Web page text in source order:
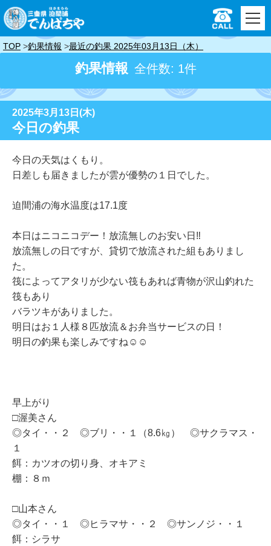
TOP 釣果情報 最近の釣果 2025年03月13日（木）
釣果情報 全件数: 1件
2025年3月13日(木)
今日の釣果
今日の天気はくもり。
日差しも届きましたが雲が優勢の１日でした。
迫間浦の海水温度は17.1度
本日はニコニコデー！放流無しのお安い日‼
放流無しの日ですが、貸切で放流された組もありまし
た。
筏によってアタリ が少ない筏もあれば青物が沢山釣れた
筏もあり
バラツキがありました。
明日はお１人様８匹放流＆お弁当サービスの日！
明日の釣果も楽しみですね☺☺
早上がり
□渥美さん
◎タイ・・２ ◎ブリ・・１（8.6㎏） ◎サクラマス・
１
餌：カツオの切り身、オキアミ
棚：８ｍ
□山本さん
◎タイ・・１ ◎ヒラマサ・・２ ◎サンノジ・・１
餌：シラサ